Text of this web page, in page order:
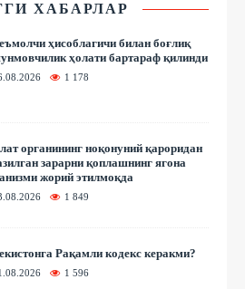
ХАБАРЛАР
ҳисоблагичи билан боғлиқ
ҳолати бартараф қилинди
1 178
органининг ноқонуний қароридан
зарарни қоплашнинг ягона
жорий этилмоқда
1 849
Рақамли кодекс керакми?
1 596